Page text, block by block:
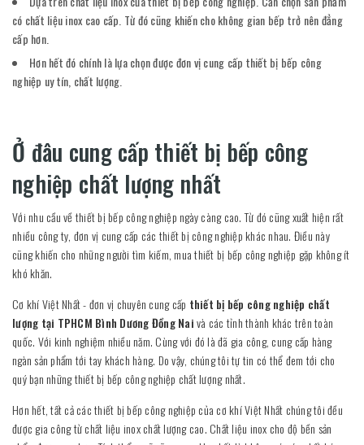
có chất liệu inox cao cấp. Từ đó cũng khiến cho không gian bếp trở nên đẳng
cấp hơn.
Hơn hết đó chính là lựa chọn được đơn vị cung cấp thiết bị bếp công
nghiệp uy tín, chất lượng.
Ở đâu cung cấp thiết bị bếp công
nghiệp chất lượng nhất
Với nhu cầu về thiết bị bếp công nghiệp ngày càng cao. Từ đó cũng xuất hiện rất
nhiều công ty, đơn vị cung cấp các thiết bị công nghiệp khác nhau. Điều này
cũng khiến cho những người tìm kiếm, mua thiết bị bếp công nghiệp gặp không ít
khó khăn.
Cơ khí Việt Nhất - đơn vị chuyên cung cấp thiết bị bếp công nghiệp chất
lượng tại TPHCM Bình Dương Đồng Naivà các tỉnh thành khác trên toàn
quốc. Với kinh nghiệm nhiều năm. Cùng với đó là đã gia công, cung cấp hàng
ngàn sản phẩm tới tay khách hàng. Do vậy, chúng tôi tự tin có thể đem tới cho
quý bạn những thiết bị bếp công nghiệp chất lượng nhất.
Hơn hết, tất cả các thiết bị bếp công nghiệp của cơ khí Việt Nhất chúng tôi đều
được gia công từ chất liệu inox chất lượng cao. Chất liệu inox cho độ bền sản